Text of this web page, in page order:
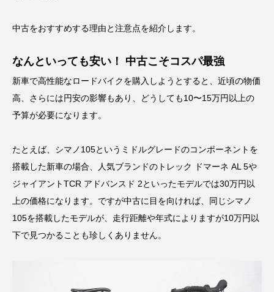
中古をおすすめする理由と注意点を紹介します。
なんといっても安い！ 中古こそコスパ最強
新車で高性能なロードバイクを購入しようとすると、近頃の物価
高、さらには円安の影響もあり、どうしても10〜15万円以上の
予算が必要になります。
たとえば、シマノ105というミドルグレードのコンポーネントを
搭載した新車の場合、人気ブランドのトレック ドマーネ AL 5や
ジャイアントTCR アドバンスド 2といったモデルでは30万円以
上の価格になります。ですが中古に目を向ければ、同じシマノ
105を搭載したモデルが、走行距離や年式によりますが10万円以
下で見つかることも珍しくありません。